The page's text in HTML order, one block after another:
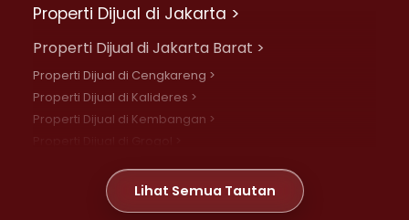
Properti Dijual di Jakarta >
Properti Dijual di Jakarta Barat >
Properti Dijual di Cengkareng >
Properti Dijual di Kalideres >
Properti Dijual di Kembangan >
Properti Dijual di Meruya >
Properti Dijual di Jelambar >
Lihat Semua Tautan